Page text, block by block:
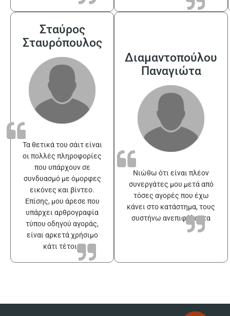
Σταύρος
Σταυρόπουλος
Τα θετικά του σάιτ είναι
οι πολλές πληροφορίες
που υπάρχουν σε
συνδυασμό με όμορφες
εικόνες και βίντεο.
Επίσης, μου άρεσε που
υπάρχει αρθρογραφία
τύπου οδηγού αγοράς,
είναι αρκετά χρήσιμο
κάτι τέτοιο
Διαμαντοπούλου
Παναγιώτα
Νιώθω ότι είναι πλέον
συνεργάτες μου μετά από
τόσες αγορές που έχω
κάνει στο κατάστημα, τους
συστήνω ανεπιφύλακτα